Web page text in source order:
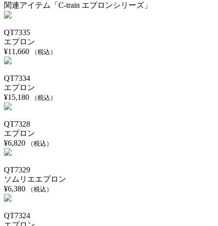
関連アイテム「C-train エプロンシリーズ」
QT7335
エプロン
¥11,660 （税込）
QT7334
エプロン
¥15,180 （税込）
QT7328
エプロン
¥6,820 （税込）
QT7329
ソムリエエプロン
¥6,380 （税込）
QT7324